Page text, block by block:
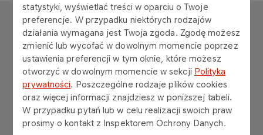
statystyki, wyświetlać treści w oparciu o Twoje
preferencje. W przypadku niektórych rodzajów
działania wymagana jest Twoja zgoda. Zgodę możesz
zmienić lub wycofać w dowolnym momencie poprzez
ustawienia preferencji w tym oknie, które możesz
otworzyć w dowolnym momencie w sekcji Polityka
prywatności. Poszczególne rodzaje plików cookies
oraz więcej informacji znajdziesz w poniższej tabeli.
W przypadku pytań lub w celu realizacji swoich praw
prosimy o kontakt z Inspektorem Ochrony Danych.
FUNDACJA ORLEN
Copyright © 2025
Wszystkie prawa zastrzeżone